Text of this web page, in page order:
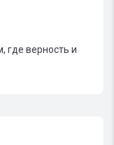
где верность и